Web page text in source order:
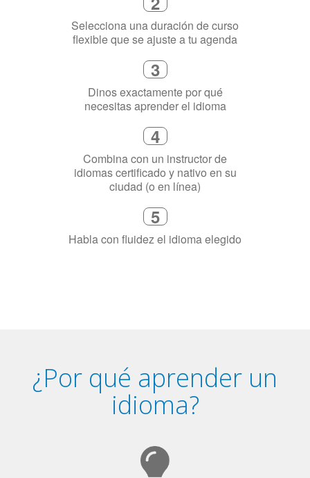
Selecciona una duración de curso
flexible que se ajuste a tu agenda
3
Dinos exactamente por qué
necesitas aprender el idioma
Combina con un instructor de
idiomas certificado y nativo en su
ciudad (o en línea)
Habla con fluidez el idioma elegido
¿Por qué aprender un
idioma?